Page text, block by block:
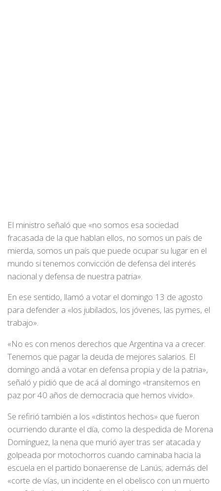
El ministro señaló que «no somos esa sociedad
fracasada de la que hablan ellos, no somos un país de
mierda, somos un país que puede ocupar su lugar en el
mundo si tenemos convicción de defensa del interés
nacional y defensa de nuestra patria».
En ese sentido, llamó a votar el domingo 13 de agosto
para defender a «los jubilados, los jóvenes, las pymes, el
trabajo».
«No es con menos derechos que Argentina va a crecer.
Tenemos que pagar la deuda de mejores salarios. El
domingo andá a votar en defensa propia y de la patria»,
señaló y pidió que de acá al domingo «transitemos en
paz por 40 años de democracia que hemos vivido».
Se refirió también a los «distintos hechos» que fueron
ocurriendo durante el día, como la despedida de Morena
Domínguez, la nena que murió ayer tras ser atacada y
golpeada por motochorros cuando caminaba hacia la
escuela en el partido bonaerense de Lanús; además del
«corte de vías, un incidente en el obelisco con un muerto